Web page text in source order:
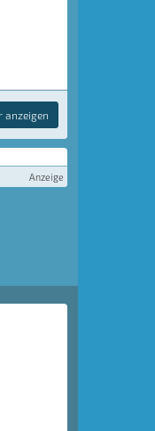
anzeigen
Anzeige